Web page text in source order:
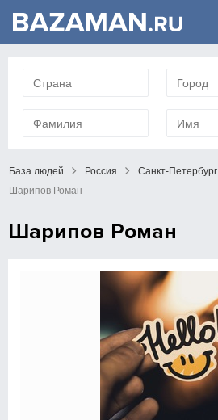
База людей Россия Санкт-Петербург
Шарипов Роман
Шарипов Роман